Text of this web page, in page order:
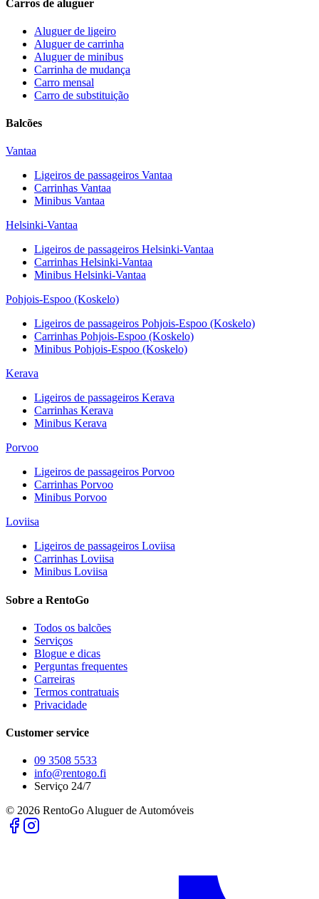
Carros de aluguer
Aluguer de ligeiro
Aluguer de carrinha
Aluguer de minibus
Carrinha de mudança
Carro mensal
Carro de substituição
Balcões
Vantaa
Ligeiros de passageiros Vantaa
Carrinhas Vantaa
Minibus Vantaa
Helsinki-Vantaa
Ligeiros de passageiros Helsinki-Vantaa
Carrinhas Helsinki-Vantaa
Minibus Helsinki-Vantaa
Pohjois-Espoo (Koskelo)
Ligeiros de passageiros Pohjois-Espoo (Koskelo)
Carrinhas Pohjois-Espoo (Koskelo)
Minibus Pohjois-Espoo (Koskelo)
Kerava
Ligeiros de passageiros Kerava
Carrinhas Kerava
Minibus Kerava
Porvoo
Ligeiros de passageiros Porvoo
Carrinhas Porvoo
Minibus Porvoo
Loviisa
Ligeiros de passageiros Loviisa
Carrinhas Loviisa
Minibus Loviisa
Sobre a RentoGo
Todos os balcões
Serviços
Blogue e dicas
Perguntas frequentes
Carreiras
Termos contratuais
Privacidade
Customer service
09 3508 5533
info@rentogo.fi
Serviço 24/7
© 2026 RentoGo Aluguer de Automóveis